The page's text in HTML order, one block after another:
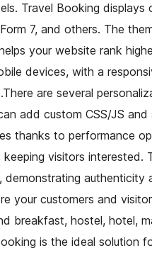
Travel Booking displays
7, and others. The
your website rank
devices, with a
are several
add custom CSS/JS
thanks to performance
keeping visitors
demonstrating
your customers and
breakfast, hostel, hotel,
is the ideal solution